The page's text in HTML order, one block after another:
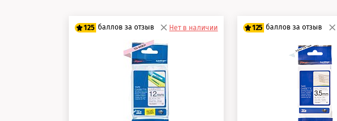
125 баллов за отзыв
100 баллов
Нет в наличии 125 баллов за отзыв
100 баллов